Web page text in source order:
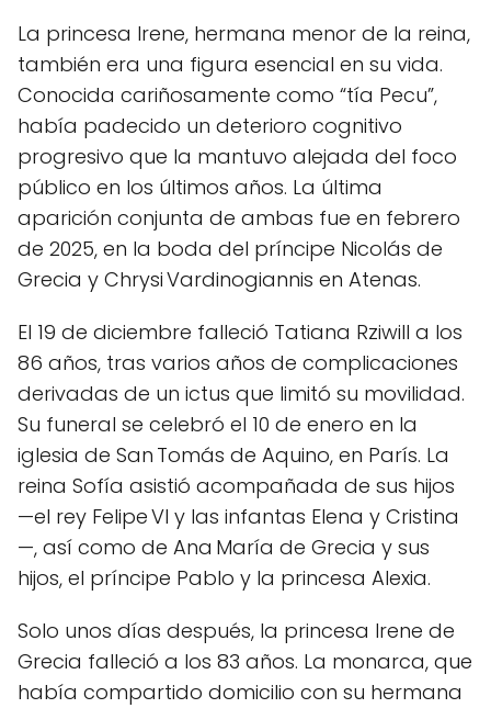
La princesa Irene, hermana menor de la reina,
también era una figura esencial en su vida.
Conocida cariñosamente como “tía Pecu”,
había padecido un deterioro cognitivo
progresivo que la mantuvo alejada del foco
público en los últimos años. La última
aparición conjunta de ambas fue en febrero
de 2025, en la boda del príncipe Nicolás de
Grecia y Chrysi Vardinogiannis en Atenas.
El 19 de diciembre falleció Tatiana Rziwill a los
86 años, tras varios años de complicaciones
derivadas de un ictus que limitó su movilidad.
Su funeral se celebró el 10 de enero en la
iglesia de San Tomás de Aquino, en París. La
reina Sofía asistió acompañada de sus hijos
—el rey Felipe VI y las infantas Elena y Cristina
—, así como de Ana María de Grecia y sus
hijos, el príncipe Pablo y la princesa Alexia.
Solo unos días después, la princesa Irene de
Grecia falleció a los 83 años. La monarca, que
había compartido domicilio con su hermana